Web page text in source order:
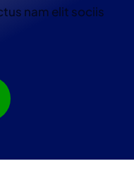
nam elit sociis